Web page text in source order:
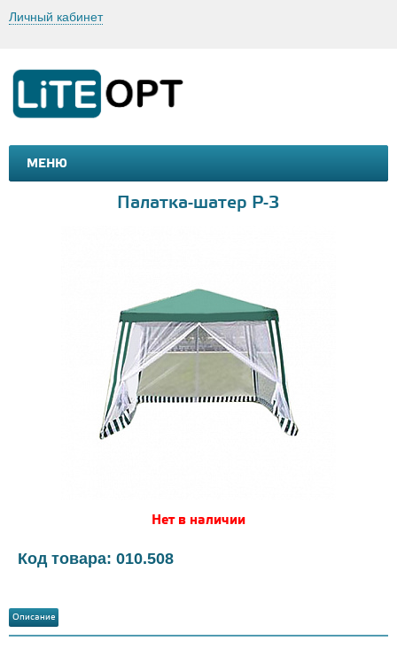
Личный кабинет
МЕНЮ
МАШИНКИ И МОТОЦИКЛЫ
Палатка-шатер P-3
Нет в наличии
Код товара: 010.508
Описание